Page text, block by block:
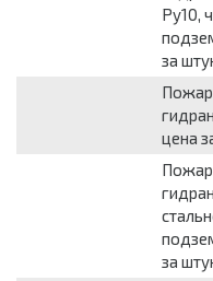
Ру10,
за
цена
за